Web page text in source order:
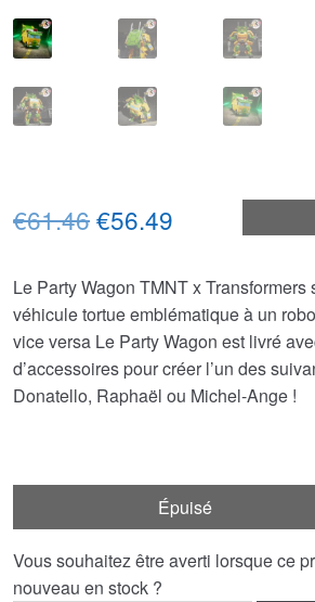
€61.46Le
initial
était :
€61.46.
€56.49
actuel
est :
€56.49.
Le Party Wagon TMNT x Transformers
véhicule tortue emblématique à un
vice versa Le Party Wagon est livré
d’accessoires pour créer l’un des
Donatello, Raphaël ou Michel-Ange !
Épuisé
Vous souhaitez être averti lorsque ce
nouveau en stock ?